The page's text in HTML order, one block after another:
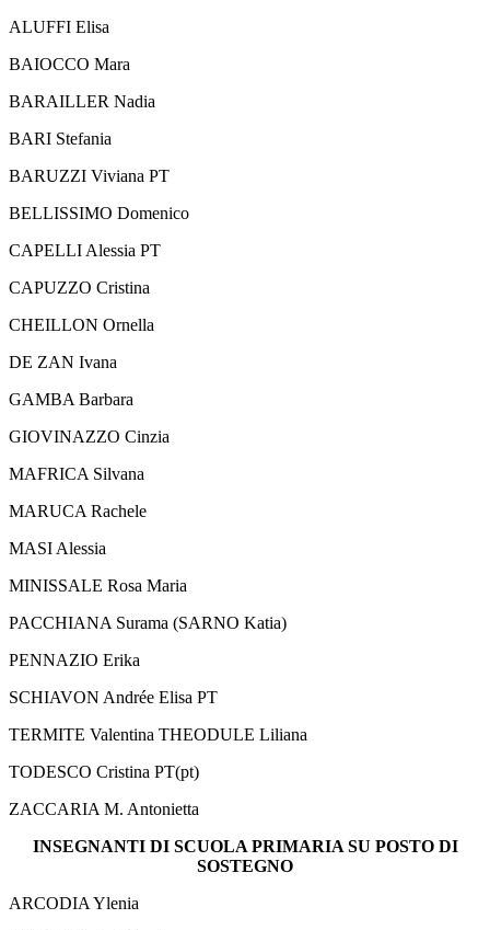
ALUFFI Elisa
BAIOCCO Mara
BARAILLER Nadia
BARI Stefania
BARUZZI Viviana PT
BELLISSIMO Domenico
CAPELLI Alessia PT
CAPUZZO Cristina
CHEILLON Ornella
DE ZAN Ivana
GAMBA Barbara
GIOVINAZZO Cinzia
MAFRICA Silvana
MARUCA Rachele
MASI Alessia
MINISSALE Rosa Maria
PACCHIANA Surama (SARNO Katia)
PENNAZIO Erika
SCHIAVON Andrée Elisa PT
TERMITE Valentina THEODULE Liliana
TODESCO Cristina PT(pt)
ZACCARIA M. Antonietta
INSEGNANTI DI SCUOLA PRIMARIA SU POSTO DI
SOSTEGNO
ARCODIA Ylenia